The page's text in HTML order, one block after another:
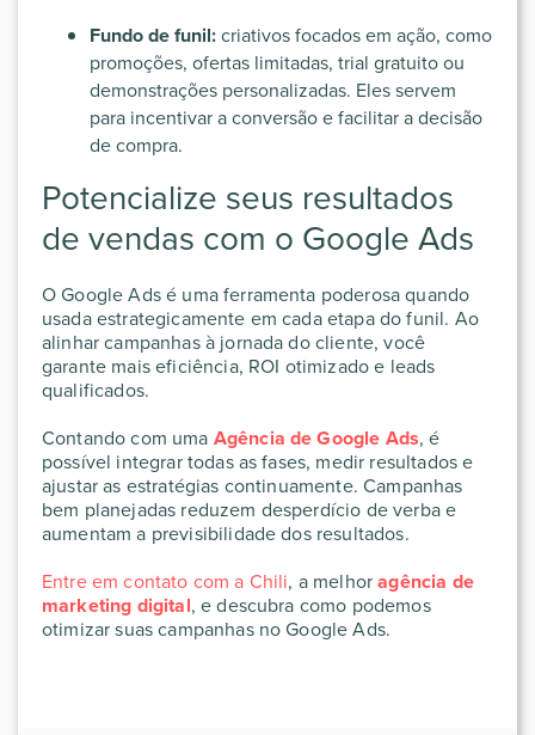
Fundo de funil:criativos focados em ação, como
promoções, ofertas limitadas, trial gratuito ou
demonstrações personalizadas. Eles servem
para incentivar a conversão e facilitar a decisão
de compra.
Potencialize seus resultados
de vendas com o Google Ads
O Google Ads é uma ferramenta poderosa quando
usada estrategicamente em cada etapa do funil. Ao
alinhar campanhas à jornada do cliente, você
garante mais eficiência, ROI otimizado e leads
qualificados.
Contando com uma Agência de Google Ads, é
possível integrar todas as fases, medir resultados e
ajustar as estratégias continuamente. Campanhas
bem planejadas reduzem desperdício de verba e
aumentam a previsibilidade dos resultados.
Entre em contato com a Chili, a melhoragência de
marketing digital, e descubra como podemos
otimizar suas campanhas no Google Ads.